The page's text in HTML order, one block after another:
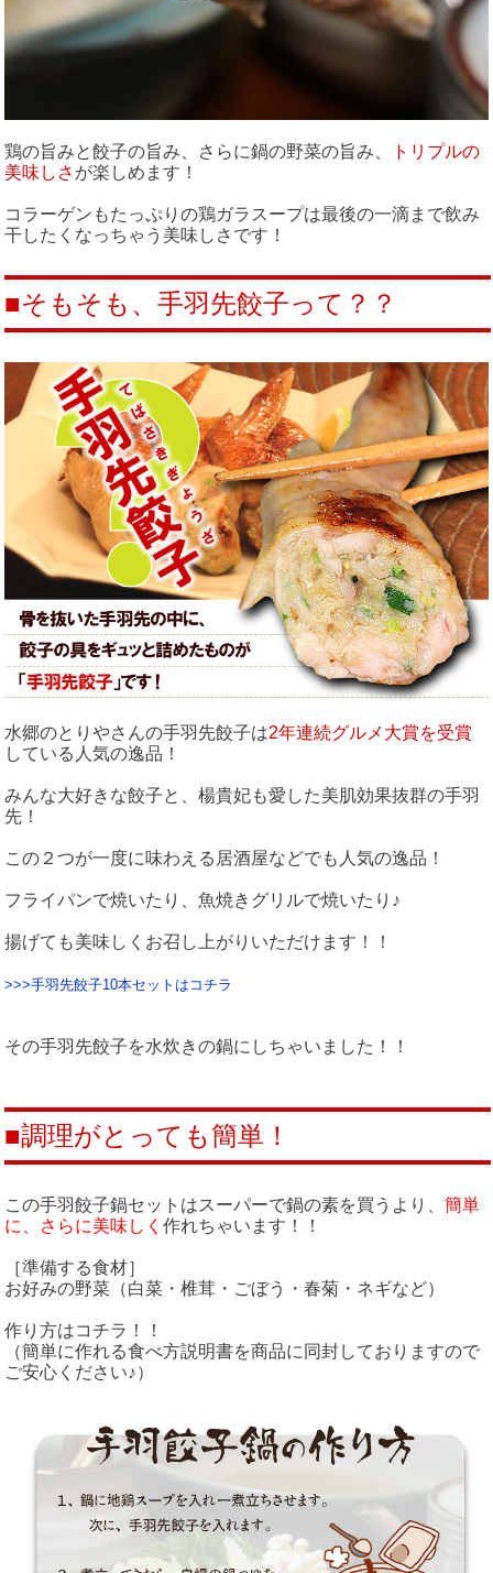
鶏の旨みと餃子の旨み、さらに鍋の野菜の旨み、
トリプルの
美味しさ が楽しめます！
コラーゲンもたっぷりの鶏ガラスープは最後の一滴まで飲み
干したくなっちゃう美味しさです！
■そもそも、手羽先餃子って？？
水郷のとりやさんの手羽先餃子は2年連続グルメ大賞を受賞
している人気の逸品！
みんな大好きな餃子と、楊貴妃も愛した美肌効果抜群の手羽
先！
この２つが一度に味わえる居酒屋などでも人気の逸品！
フライパンで焼いたり、魚焼きグリルで焼いたり♪
揚げても美味しくお召し上がりいただけます！！
>>>手羽先餃子10本セットはコチラ
その手羽先餃子を水炊きの鍋にしちゃいました！！
■調理がとっても簡単！
この手羽餃子鍋セットはスーパーで鍋の素を買うより、 簡単
に、さらに美味しく 作れちゃいます！！
［準備する食材］
お好みの野菜（白菜・椎茸・ごぼう・春菊・ネギなど）
作り方はコチラ！！
（簡単に作れる食べ方説明書を商品に同封しておりますので
ご安心ください♪）